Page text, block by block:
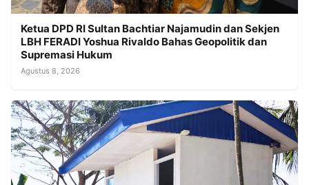
Ketua DPD RI Sultan Bachtiar Najamudin dan Sekjen
LBH FERADI Yoshua Rivaldo Bahas Geopolitik dan
Supremasi Hukum
Agustus 8, 2026